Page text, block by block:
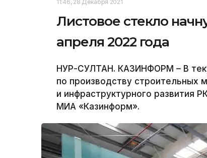
11:46, 28 Декабря 2021
Листовое стекло
апреля 2022 года
НУР-СУЛТАН. КАЗИНФОРМ – В
по производству строительных
и инфраструктурного развития
МИА «Казинформ».